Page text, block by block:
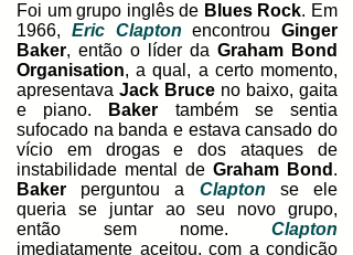
Foi um grupo inglês de Blues Rock. Em
1966, Eric Clapton encontrou Ginger
Baker, então o líder da Graham Bond
Organisation, a qual, a certo momento,
apresentava Jack Bruce no baixo, gaita
e piano.
Baker também se sentia
sufocado na banda e estava cansado do
vício em drogas e dos ataques de
instabilidade mental de Graham Bond .
Baker perguntou a Clapton
se ele
queria se juntar ao seu novo grupo,
então sem nome. Clapton
imediatamente aceitou, com a condição